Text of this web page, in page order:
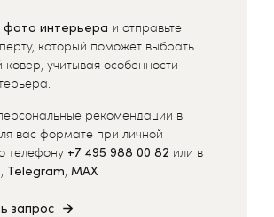
фото интерьера и отправьте
который поможет выбрать
ковер, учитывая особенности
рекомендации в
вас формате при личной
телефону +7 495 988 00 82 или в
, Telegram, MAX
запрос